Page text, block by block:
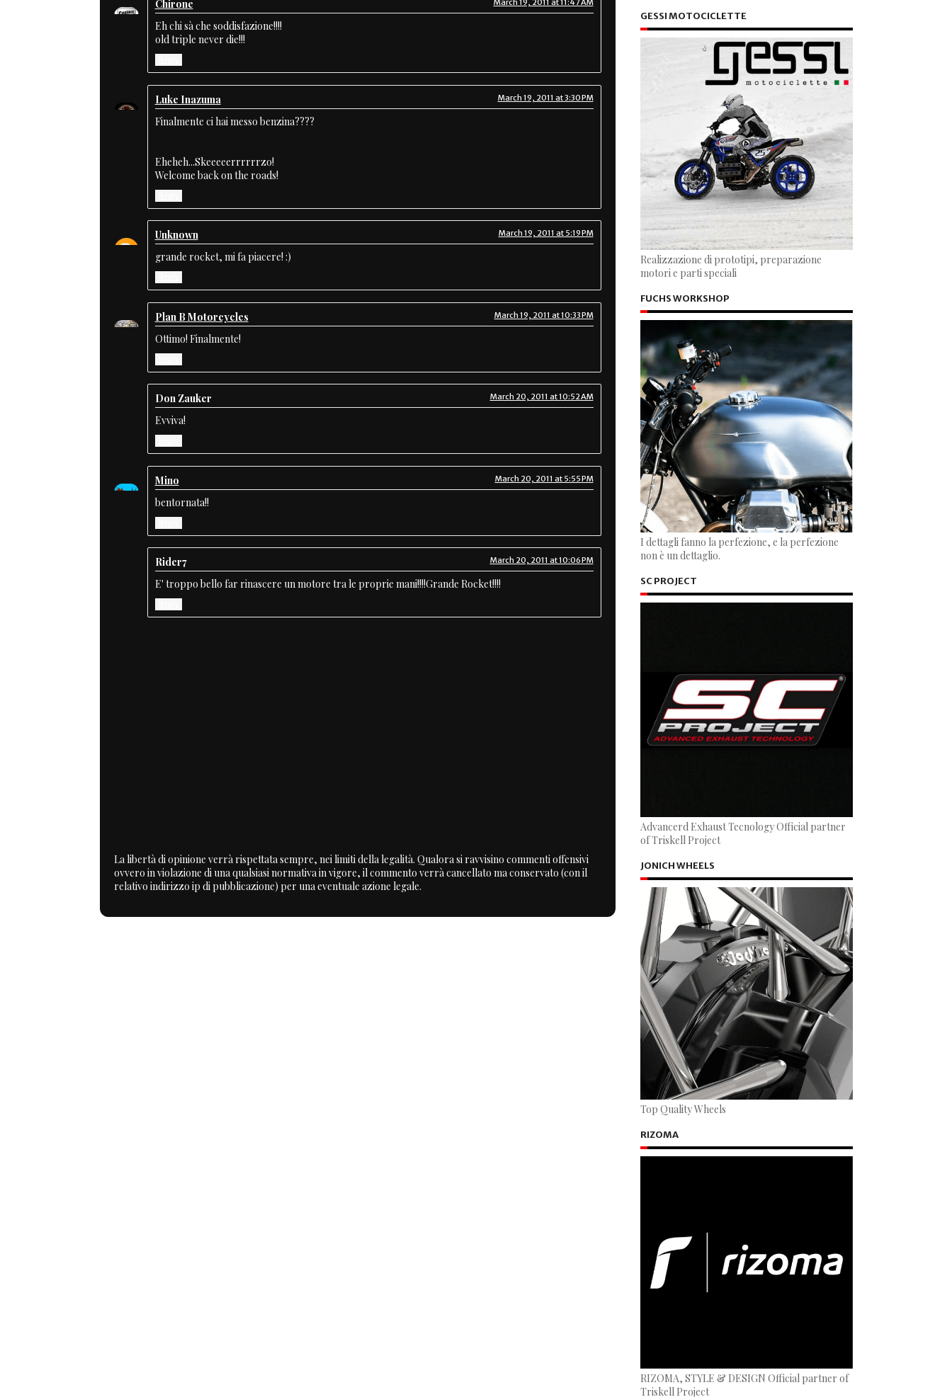
Chirone March 19, 2011 at 11:47 AM
Eh chi sà che soddisfazione!!!!
old triple never die!!!
Luke Inazuma March 19, 2011 at 3:30 PM
Finalmente ci hai messo benzina????
Eheheh...Skeeeeerrrrrrzo!
Welcome back on the roads!
Unknown March 19, 2011 at 5:19 PM
grande rocket, mi fa piacere! :)
Plan B Motorcycles March 19, 2011 at 10:33 PM
Ottimo! Finalmente!
Don Zauker March 20, 2011 at 10:52 AM
Evviva!
Mino March 20, 2011 at 5:55 PM
bentornata!!
Rider7 March 20, 2011 at 10:06 PM
E' troppo bello far rinascere un motore tra le proprie mani!!!!Grande Rocket!!!!
La libertà di opinione verrà rispettata sempre, nei limiti della legalità. Qualora si ravvisino commenti offensivi
ovvero in violazione di una qualsiasi normativa in vigore, il commento verrà cancellato ma conservato (con il
relativo indirizzo ip di pubblicazione) per una eventuale azione legale.
GESSI MOTOCICLETTE
Realizzazione di prototipi, preparazione
motori e parti speciali
FUCHS WORKSHOP
I dettagli fanno la perfezione, e la perfezione
non è un dettaglio.
SC PROJECT
Advancerd Exhaust Tecnology Official partner
of Triskell Project
JONICH WHEELS
Top Quality Wheels
RIZOMA
RIZOMA, STYLE & DESIGN Official partner of
Triskell Project